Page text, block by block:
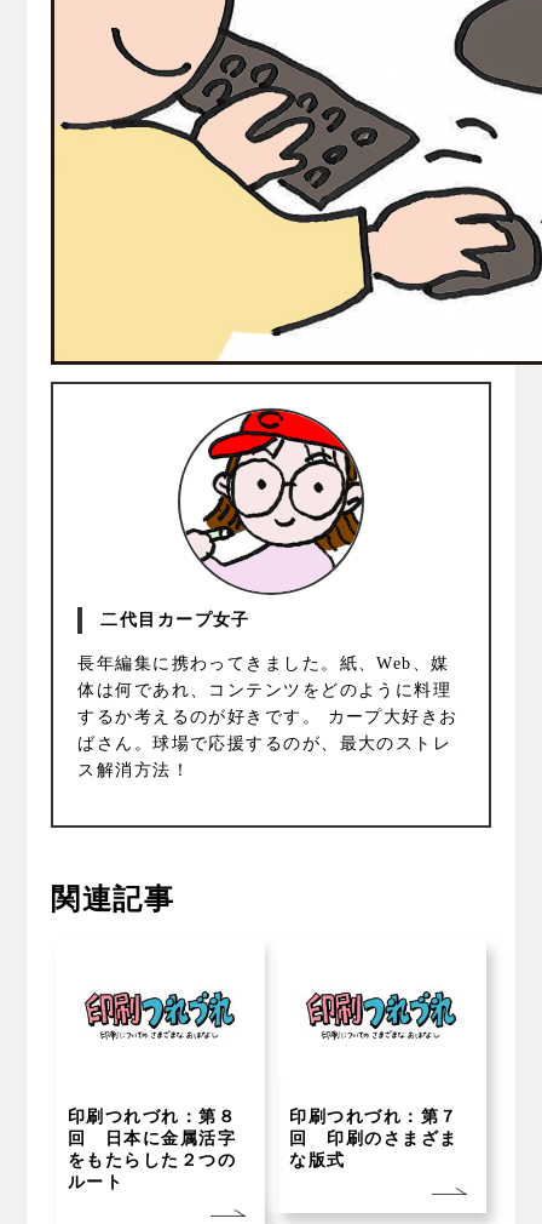
二代目カープ女子
長年編集に携わってきました。紙、Web、媒
体は何であれ、コンテンツをどのように料理
するか考えるのが好きです。 カープ大好きお
ばさん。球場で応援するのが、最大のストレ
ス解消方法！
関連記事
印刷つれづれ：第８
回 日本に金属活字
をもたらした２つの
ルート
印刷つれづれ：第７
回 印刷のさまざま
な版式